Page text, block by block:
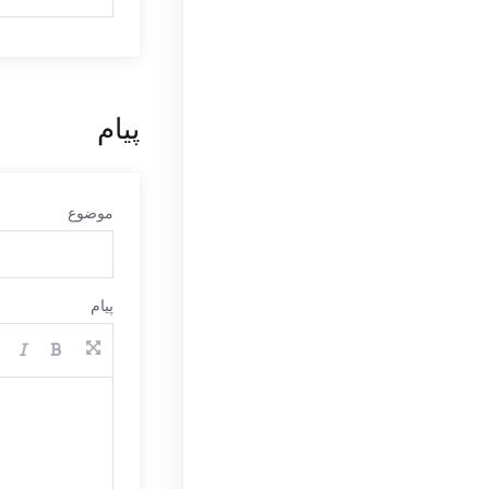
پیام
موضوع
پیام